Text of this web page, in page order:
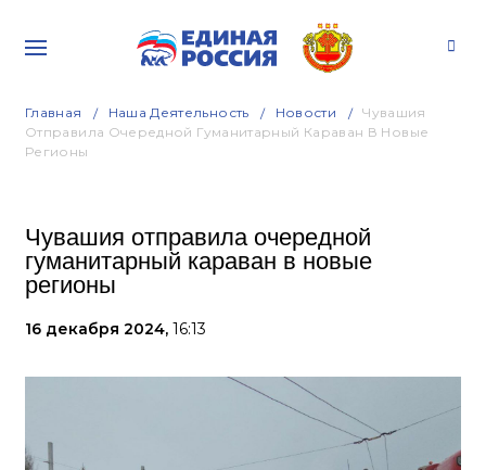
Главная Наша Деятельность Новости
Чувашия
Отправила Очередной Гуманитарный Караван В Новые
Регионы
Чувашия отправила очередной
гуманитарный караван в новые
регионы
16 декабря 2024, 16:13